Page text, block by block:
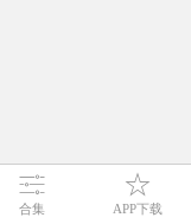
合集 APP下载